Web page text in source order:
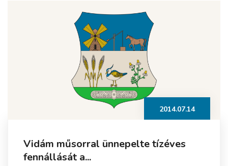
2014.07.14
Vidám műsorral ünnepelte tízéves
fennállását a...